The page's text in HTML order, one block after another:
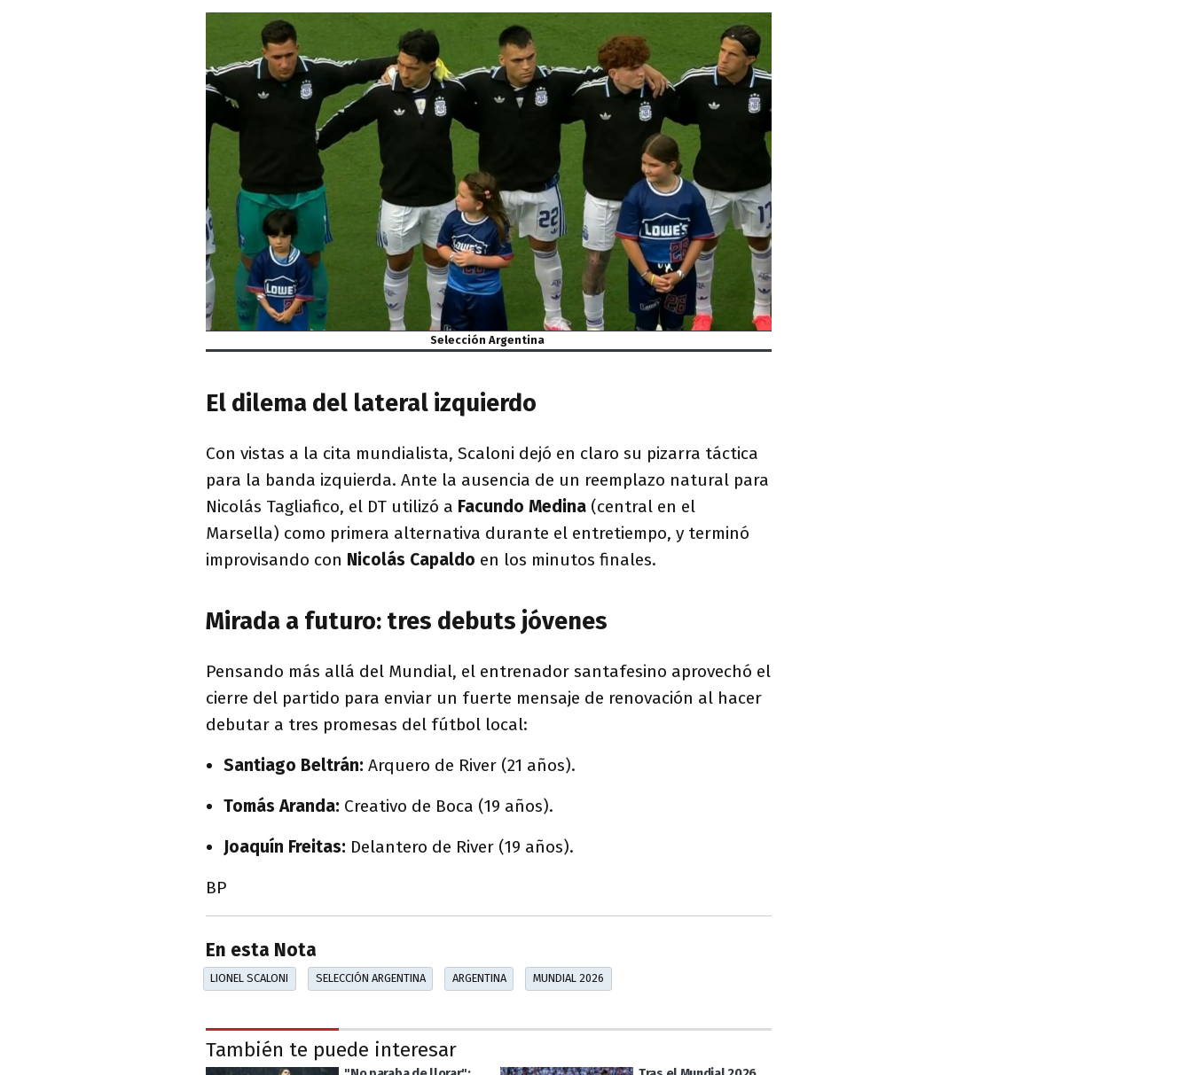
Selección Argentina
El dilema del lateral izquierdo
Con vistas a la cita mundialista, Scaloni dejó en claro su pizarra táctica
para la banda izquierda. Ante la ausencia de un reemplazo natural para
Nicolás Tagliafico, el DT utilizó a Facundo Medina (central en el
Marsella) como primera alternativa durante el entretiempo, y terminó
improvisando con Nicolás Capaldo en los minutos finales.
Mirada a futuro: tres debuts jóvenes
Pensando más allá del Mundial, el entrenador santafesino aprovechó el
cierre del partido para enviar un fuerte mensaje de renovación al hacer
debutar a tres promesas del fútbol local:
Santiago Beltrán: Arquero de River (21 años).
Tomás Aranda: Creativo de Boca (19 años).
Joaquín Freitas: Delantero de River (19 años).
BP
En esta Nota
LIONEL SCALONI SELECCIÓN ARGENTINA ARGENTINA MUNDIAL 2026
También te puede interesar